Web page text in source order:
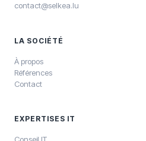
contact@selkea.lu
LA SOCIÉTÉ
À propos
Références
Contact
EXPERTISES IT